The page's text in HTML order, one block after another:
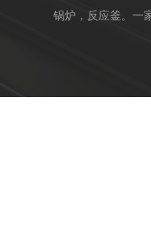
锅炉，反应釜。一